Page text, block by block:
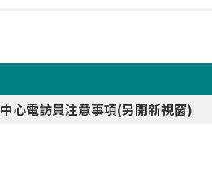
心電訪員注意事項(另開新視窗)